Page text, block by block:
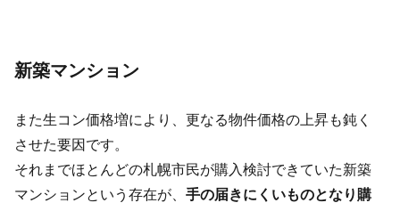
新築マンション
また生コン価格増により、更なる物件価格の上昇も鈍く
させた要因です。
それまでほとんどの札幌市民が購入検討できていた新築
マンションという存在が、手の届きにくいものとなり購